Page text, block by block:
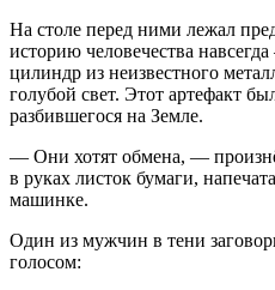
На столе перед ними лежал
историю человечества
цилиндр из неизвестного
голубой свет. Этот артефакт
разбившегося на Земле.
— Они хотят обмена, —
в руках листок бумаги,
машинке.
Один из мужчин в тени
голосом: